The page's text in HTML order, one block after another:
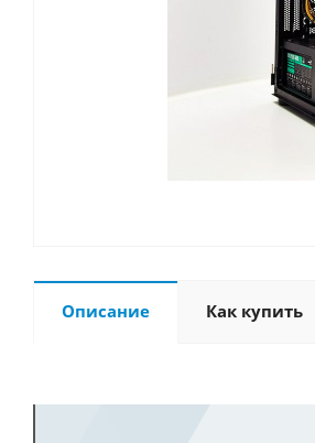
Описание Как купить